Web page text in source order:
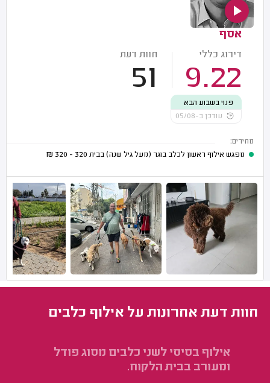
אסף
דירוג כללי
9.22
חוות דעת
51
פנוי בשבוע הבא
עודכן ב-05/08
מחירים:
מפגש אילוף ראשון לכלב בוגר (מעל גיל שנה) בבית 320 - 320
₪
חוות דעת אחרונות על אילוף כלבים
אילוף בסיסי לשני כלבים מסוג פודל
ומעורב בבית הלקוח.